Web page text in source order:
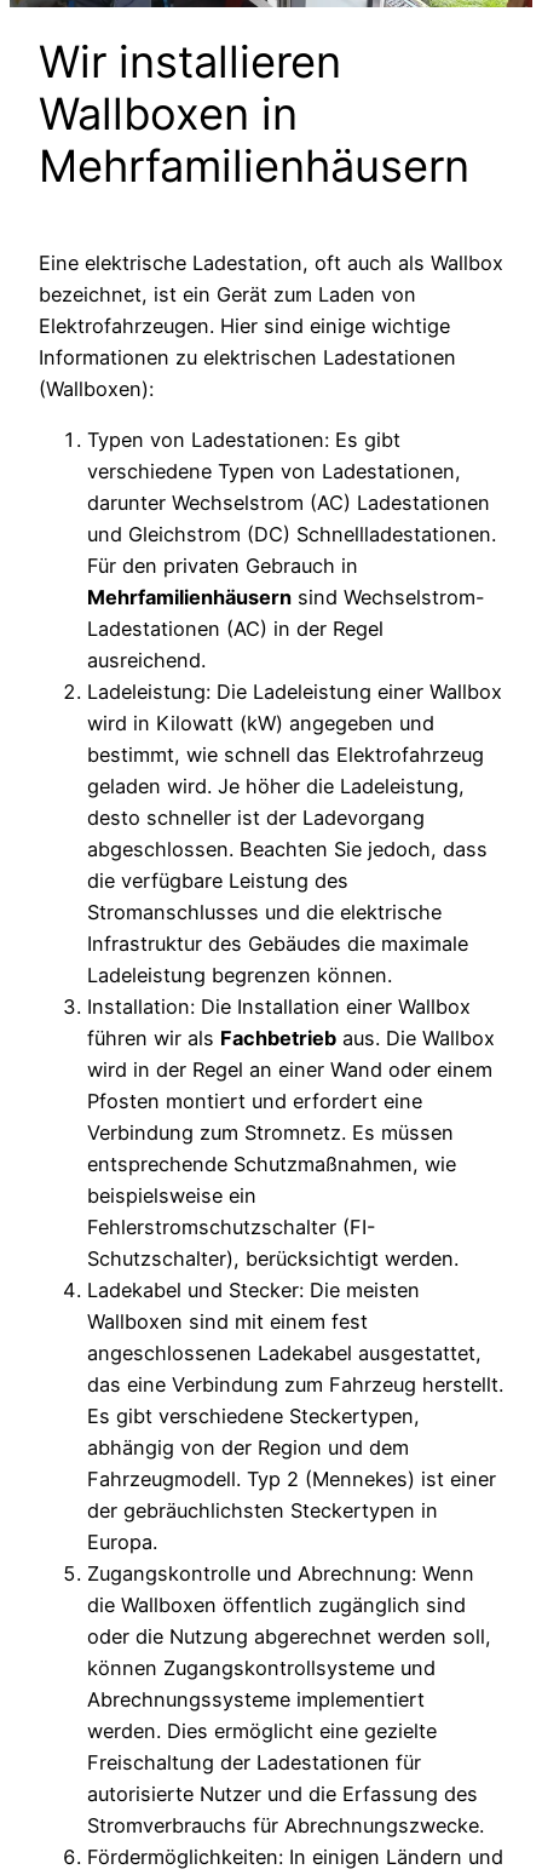
Wir installieren
Wallboxen in
Mehrfamilienhäusern
Eine elektrische Ladestation, oft auch als Wallbox
bezeichnet, ist ein Gerät zum Laden von
Elektrofahrzeugen. Hier sind einige wichtige
Informationen zu elektrischen Ladestationen
(Wallboxen):
Typen von Ladestationen: Es gibt
verschiedene Typen von Ladestationen,
darunter Wechselstrom (AC) Ladestationen
und Gleichstrom (DC) Schnellladestationen.
Für den privaten Gebrauch in
Mehrfamilienhäusern sind Wechselstrom-
Ladestationen (AC) in der Regel
ausreichend.
Ladeleistung: Die Ladeleistung einer Wallbox
wird in Kilowatt (kW) angegeben und
bestimmt, wie schnell das Elektrofahrzeug
geladen wird. Je höher die Ladeleistung,
desto schneller ist der Ladevorgang
abgeschlossen. Beachten Sie jedoch, dass
die verfügbare Leistung des
Stromanschlusses und die elektrische
Infrastruktur des Gebäudes die maximale
Ladeleistung begrenzen können.
Installation: Die Installation einer Wallbox
führen wir als Fachbetrieb aus. Die Wallbox
wird in der Regel an einer Wand oder einem
Pfosten montiert und erfordert eine
Verbindung zum Stromnetz. Es müssen
entsprechende Schutzmaßnahmen, wie
beispielsweise ein
Fehlerstromschutzschalter (FI-
Schutzschalter), berücksichtigt werden.
Ladekabel und Stecker: Die meisten
Wallboxen sind mit einem fest
angeschlossenen Ladekabel ausgestattet,
das eine Verbindung zum Fahrzeug herstellt.
Es gibt verschiedene Steckertypen,
abhängig von der Region und dem
Fahrzeugmodell. Typ 2 (Mennekes) ist einer
der gebräuchlichsten Steckertypen in
Europa.
Zugangskontrolle und Abrechnung: Wenn
die Wallboxen öffentlich zugänglich sind
oder die Nutzung abgerechnet werden soll,
können Zugangskontrollsysteme und
Abrechnungssysteme implementiert
werden. Dies ermöglicht eine gezielte
Freischaltung der Ladestationen für
autorisierte Nutzer und die Erfassung des
Stromverbrauchs für Abrechnungszwecke.
Fördermöglichkeiten: In einigen Ländern und